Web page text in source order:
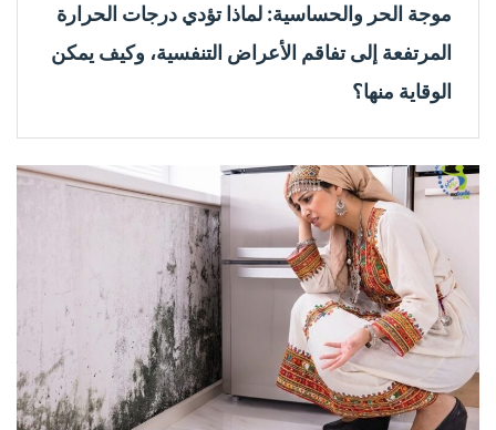
موجة الحر والحساسية: لماذا تؤدي درجات الحرارة
المرتفعة إلى تفاقم الأعراض التنفسية، وكيف يمكن
الوقاية منها؟